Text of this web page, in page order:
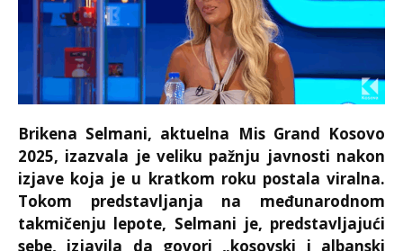
Brikena Selmani, aktuelna Mis Grand Kosovo
2025, izazvala je veliku pažnju javnosti nakon
izjave koja je u kratkom roku postala viralna.
Tokom predstavljanja na međunarodnom
takmičenju lepote, Selmani je, predstavljajući
sebe, izjavila da govori „kosovski i albanski